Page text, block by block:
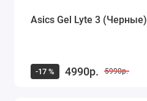
Asics Gel Lyte 3 (Черные)
-17 % 4990р. 5990р.